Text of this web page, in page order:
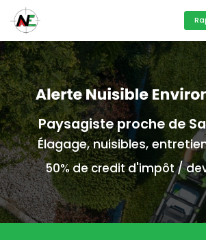
au
contenu
principal
Paysagiste proche de
Élagage, nuisibles,
50% de credit d'impôt /